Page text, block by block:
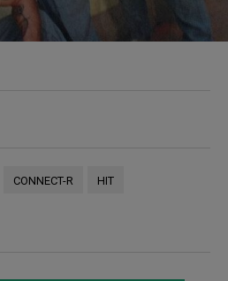
CONNECT-R HIT